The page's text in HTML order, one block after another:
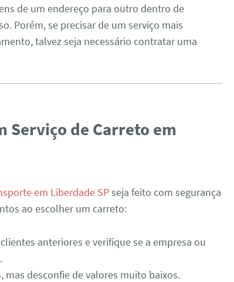
de um endereço para outro dentro de
Porém, se precisar de um serviço mais
talvez seja necessário contratar uma
Serviço de Carreto em
em Liberdade SPseja feito com segurança
ao escolher um carreto:
anteriores e verifique se a empresa ou
mas desconfie de valores muito baixos.